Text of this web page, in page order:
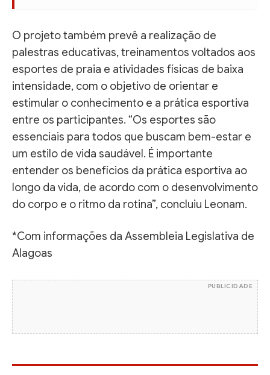
O projeto também prevê a realização de
palestras educativas, treinamentos voltados aos
esportes de praia e atividades físicas de baixa
intensidade, com o objetivo de orientar e
estimular o conhecimento e a prática esportiva
entre os participantes. “Os esportes são
essenciais para todos que buscam bem-estar e
um estilo de vida saudável. É importante
entender os benefícios da prática esportiva ao
longo da vida, de acordo com o desenvolvimento
do corpo e o ritmo da rotina”, concluiu Leonam.
*Com informações da Assembleia Legislativa de
Alagoas
PUBLICIDADE